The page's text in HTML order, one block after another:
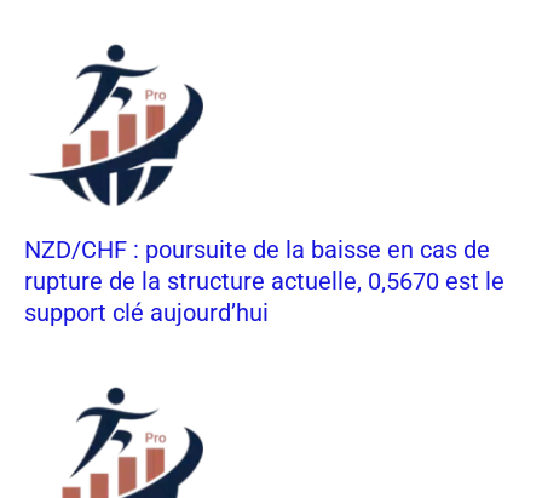
NZD/CHF : poursuite de la baisse en cas de
rupture de la structure actuelle, 0,5670 est le
support clé aujourd’hui